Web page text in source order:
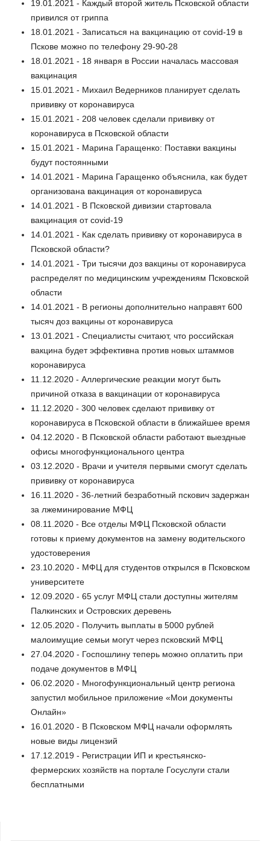
19.01.2021 - Каждый второй житель Псковской области
привился от гриппа
18.01.2021 - Записаться на вакцинацию от covid-19 в
Пскове можно по телефону 29-90-28
18.01.2021 - 18 января в России началась массовая
вакцинация
15.01.2021 - Михаил Ведерников планирует сделать
прививку от коронавируса
15.01.2021 - 208 человек сделали прививку от
коронавируса в Псковской области
15.01.2021 - Марина Гаращенко: Поставки вакцины
будут постоянными
14.01.2021 - Марина Гаращенко объяснила, как будет
организована вакцинация от коронавируса
14.01.2021 - В Псковской дивизии стартовала
вакцинация от covid-19
14.01.2021 - Как сделать прививку от коронавируса в
Псковской области?
14.01.2021 - Три тысячи доз вакцины от коронавируса
распределят по медицинским учреждениям Псковской
области
14.01.2021 - В регионы дополнительно направят 600
тысяч доз вакцины от коронавируса
13.01.2021 - Специалисты считают, что российская
вакцина будет эффективна против новых штаммов
коронавируса
11.12.2020 - Аллергические реакции могут быть
причиной отказа в вакцинации от коронавируса
11.12.2020 - 300 человек сделают прививку от
коронавируса в Псковской области в ближайшее время
04.12.2020 - В Псковской области работают выездные
офисы многофункционального центра
03.12.2020 - Врачи и учителя первыми смогут сделать
прививку от коронавируса
16.11.2020 - 36-летний безработный пскович задержан
за лжеминирование МФЦ
08.11.2020 - Все отделы МФЦ Псковской области
готовы к приему документов на замену водительского
удостоверения
23.10.2020 - МФЦ для студентов открылся в Псковском
университете
12.09.2020 - 65 услуг МФЦ стали доступны жителям
Палкинских и Островских деревень
12.05.2020 - Получить выплаты в 5000 рублей
малоимущие семьи могут через псковский МФЦ
27.04.2020 - Госпошлину теперь можно оплатить при
подаче документов в МФЦ
06.02.2020 - Многофункциональный центр региона
запустил мобильное приложение «Мои документы
Онлайн»
16.01.2020 - В Псковском МФЦ начали оформлять
новые виды лицензий
17.12.2019 - Регистрации ИП и крестьянско-
фермерских хозяйств на портале Госуслуги стали
бесплатными